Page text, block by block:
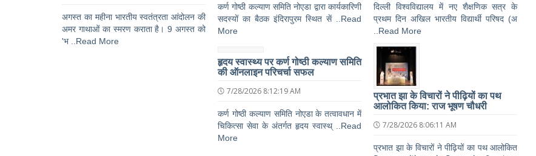
अगस्त का महीना भारतीय स्वतंत्रता आंदोलन की
अमर गाथाओं का स्मरण कराता है। 9 अगस्त को
'भ ..Read More
कर्ण गोष्ठी कल्याण समिति नोएडा द्वारा कार्यकारिणी
सदस्यों का बैठक इंदिरापुरम स्थित सें ..Read
More
दिल्ली विश्वविद्यालय में नए शैक्षणिक सत्र के
प्रथम दिन अखिल भारतीय विद्यार्थी परिषद (अ
..Read More
हृदय स्वास्थ्य पर कर्ण गोष्ठी कल्याण समिति
की ऑनलाइन परिचर्चा सफल
7/28/2026 8:12:19 AM
कर्ण गोष्ठी कल्याण समिति नोएडा के तत्वावधान में
चिकित्सा सेवा के अंतर्गत हृदय स्वास्थ् ..Read
More
प्रभात झा के विचारों ने पीढ़ियों का पथ
आलोकित किया: राज भूषण चौधरी
7/28/2026 8:06:11 AM
प्रभात झा के विचारों ने पीढ़ियों का पथ आलोकित